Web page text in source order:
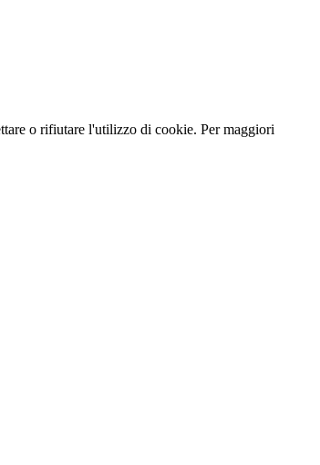
o rifiutare l'utilizzo di cookie. Per maggiori